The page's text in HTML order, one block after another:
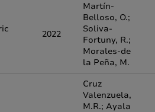
2022
Martín-
Belloso, O.;
Soliva-
Fortuny, R.;
Morales-de
la Peña, M.
Cruz
Valenzuela,
M.R.; Ayala